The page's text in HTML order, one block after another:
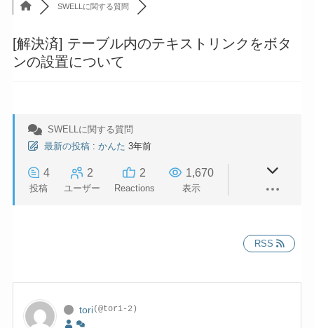
SWELLに関する質問
[解決済] テーブル内のテキストリンクをボタ
ンの設置について
SWELLに関する質問
最新の投稿 : かんた 3年前
4
投稿
2
ユーザー
2
Reactions
1,670
表示
RSS
tori(@tori-2)